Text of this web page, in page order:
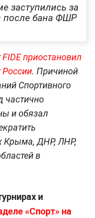
заступились за
после бана ФШР
FIDE приостановил
. Причиной
Спортивного
частично
и обязал
Крыма, ДНР, ЛНР,
в
и
«Спорт» на